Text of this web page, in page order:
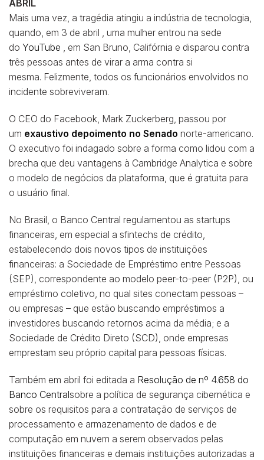
ABRIL
Mais uma vez, a tragédia atingiu a indústria de tecnologia,
quando, em 3 de abril , uma mulher entrou na sede
do YouTube , em San Bruno, Califórnia e disparou contra
três pessoas antes de virar a arma contra si
mesma. Felizmente, todos os funcionários envolvidos no
incidente sobreviveram.
O CEO do Facebook, Mark Zuckerberg, passou por
um exaustivo depoimento no Senado norte-americano.
O executivo foi indagado sobre a forma como lidou com a
brecha que deu vantagens à Cambridge Analytica e sobre
o modelo de negócios da plataforma, que é gratuita para
o usuário final.
No Brasil, o Banco Central regulamentou as startups
financeiras, em especial a sfintechs de crédito,
estabelecendo dois novos tipos de instituições
financeiras: a Sociedade de Empréstimo entre Pessoas
(SEP), correspondente ao modelo peer-to-peer (P2P), ou
empréstimo coletivo, no qual sites conectam pessoas –
ou empresas – que estão buscando empréstimos a
investidores buscando retornos acima da média; e a
Sociedade de Crédito Direto (SCD), onde empresas
emprestam seu próprio capital para pessoas físicas.
Também em abril foi editada a Resolução de nº 4.658 do
Banco Centralsobre a política de segurança cibernética e
sobre os requisitos para a contratação de serviços de
processamento e armazenamento de dados e de
computação em nuvem a serem observados pelas
instituições financeiras e demais instituições autorizadas a